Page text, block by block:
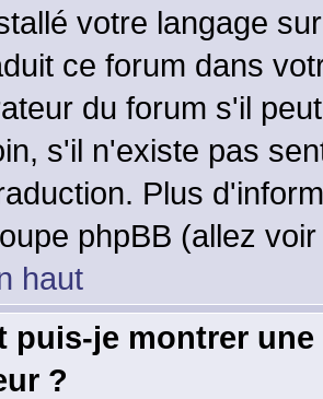
votre langage
ce forum dans
du forum s'il
s'il n'existe pas
Plus
phpBB (allez
haut
puis-je montrer
?